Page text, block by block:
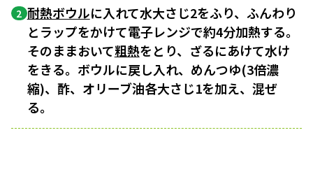
2 耐熱ボウルに入れて水大さじ2をふり、ふんわり
とラップをかけて電子レンジで約4分加熱する。
そのままおいて粗熱をとり、ざるにあけて水け
をきる。ボウルに戻し入れ、めんつゆ(3倍濃
縮)、酢、オリーブ油各大さじ1を加え、混ぜ
る。